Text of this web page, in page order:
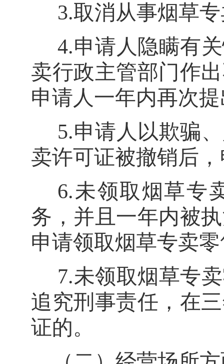
3.取消从事烟草
4.申请人隐瞒有
卖行政主管部门作
申请人一年内再次
5.申请人以欺骗
卖许可证被撤销后
6.未领取烟草专
务，并且一年内被
申请领取烟草专卖
7.未领取烟草专
追究刑事责任，在
证的。